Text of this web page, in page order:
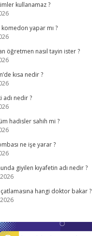
kullanamaz ?
yapar mı ?
öğretmen nasıl tayin ister ?
kısa nedir ?
adı nedir ?
hadisler sahih mi ?
ne işe yarar ?
giyilen kıyafetin adı nedir ?
hangi doktor bakar ?